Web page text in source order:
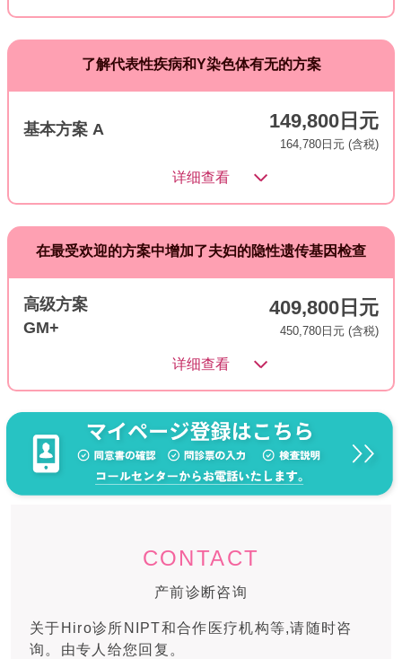
了解代表性疾病和Y染色体有无的方案
基本方案 A 149,800日元
164,780日元 (含税)
详细查看
在最受欢迎的方案中增加了夫妇的隐性遗传基因检查
高级方案
GM+
409,800日元
450,780日元 (含税)
详细查看
CONTACT
产前诊断咨询
关于Hiro诊所NIPT和合作医疗机构等,请随时咨
询。由专人给您回复。